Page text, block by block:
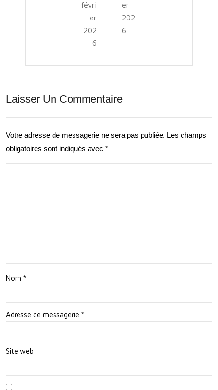
re
le
Sen
s du
elo
ppe
me
nt
févri
er
202
6
Mét
hod
gie
Cart
ogr
aphi
Pré
er
202
6
Laisser Un Commentaire
Votre adresse de messagerie ne sera pas publiée. Les champs
obligatoires sont indiqués avec *
Nom *
Adresse de messagerie *
Site web